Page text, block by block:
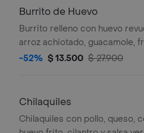
Burrito de Huevo
Burrito relleno con huevo
arroz achiotado, guacamole,
negro, pico de gallo, queso y
-52% $ 13.500 $ 27.900
Chilaquiles
Chilaquiles con pollo, queso,